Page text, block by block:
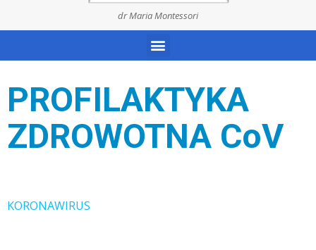
dr Maria Montessori
PROFILAKTYKA
ZDROWOTNA CoV
KORONAWIRUS